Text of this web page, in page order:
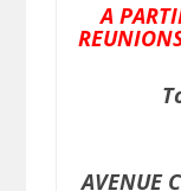
A
AVENUE